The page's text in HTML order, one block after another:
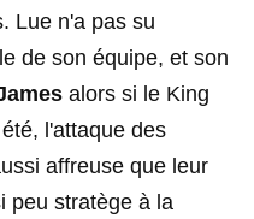
Lue n'a pas su
de son équipe, et son
alors si le King
l'attaque des
affreuse que leur
peu stratège à la